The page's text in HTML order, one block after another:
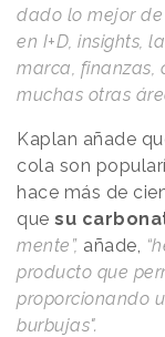
dado lo mejor de
en I+D, insights,
marca, finanzas,
muchas otras
Kaplan añade
cola son
hace más de
que su
mente”, añade,
producto que
proporcionando
burbujas".